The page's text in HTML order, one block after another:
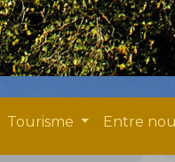
Tourisme Entre